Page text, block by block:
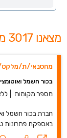
מצאנו 3017 משרות שעשויות לעניין אותך
מחסנאי/ת/
בכור חשמל
מספר מקומות
חברת בכור חשמל
באספקת פתרונות